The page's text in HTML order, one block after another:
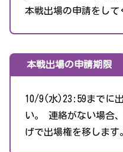
本戦出場の申請をして
本戦出場の申請期限
10/9(水)23:59までに
い。 連絡がない場合
げで出場権を移します